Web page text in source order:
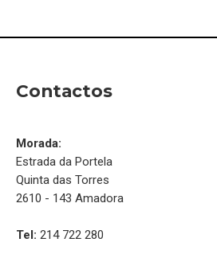
b
o
s
p
e
Contactos
Morada:
Estrada da Portela
Quinta das Torres
2610 - 143 Amadora
Tel: 214 722 280